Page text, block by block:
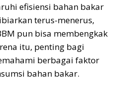
efisiensi bahan bakar
terus-menerus,
pun bisa membengkak
itu, penting bagi
berbagai faktor
bahan bakar.